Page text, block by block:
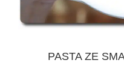
PASTA ZE